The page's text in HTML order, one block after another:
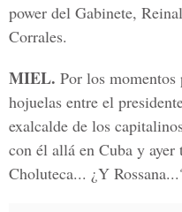
power del Gabinete,
Corrales.
MIEL. Por los momentos
hojuelas entre el
exalcalde de los
con él allá en Cuba y
Choluteca... ¿Y